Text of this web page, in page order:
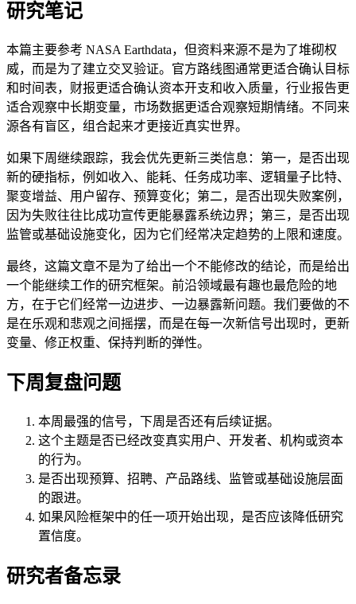
研究笔记
本篇主要参考 NASA Earthdata，但资料来源不是为了堆砌权
威，而是为了建立交叉验证。官方路线图通常更适合确认目标
和时间表，财报更适合确认资本开支和收入质量，行业报告更
适合观察中长期变量，市场数据更适合观察短期情绪。不同来
源各有盲区，组合起来才更接近真实世界。
如果下周继续跟踪，我会优先更新三类信息：第一，是否出现
新的硬指标，例如收入、能耗、任务成功率、逻辑量子比特、
聚变增益、用户留存、预算变化；第二，是否出现失败案例，
因为失败往往比成功宣传更能暴露系统边界；第三，是否出现
监管或基础设施变化，因为它们经常决定趋势的上限和速度。
最终，这篇文章不是为了给出一个不能修改的结论，而是给出
一个能继续工作的研究框架。前沿领域最有趣也最危险的地
方，在于它们经常一边进步、一边暴露新问题。我们要做的不
是在乐观和悲观之间摇摆，而是在每一次新信号出现时，更新
变量、修正权重、保持判断的弹性。
下周复盘问题
本周最强的信号，下周是否还有后续证据。
这个主题是否已经改变真实用户、开发者、机构或资本
的行为。
是否出现预算、招聘、产品路线、监管或基础设施层面
的跟进。
如果风险框架中的任一项开始出现，是否应该降低研究
置信度。
研究者备忘录